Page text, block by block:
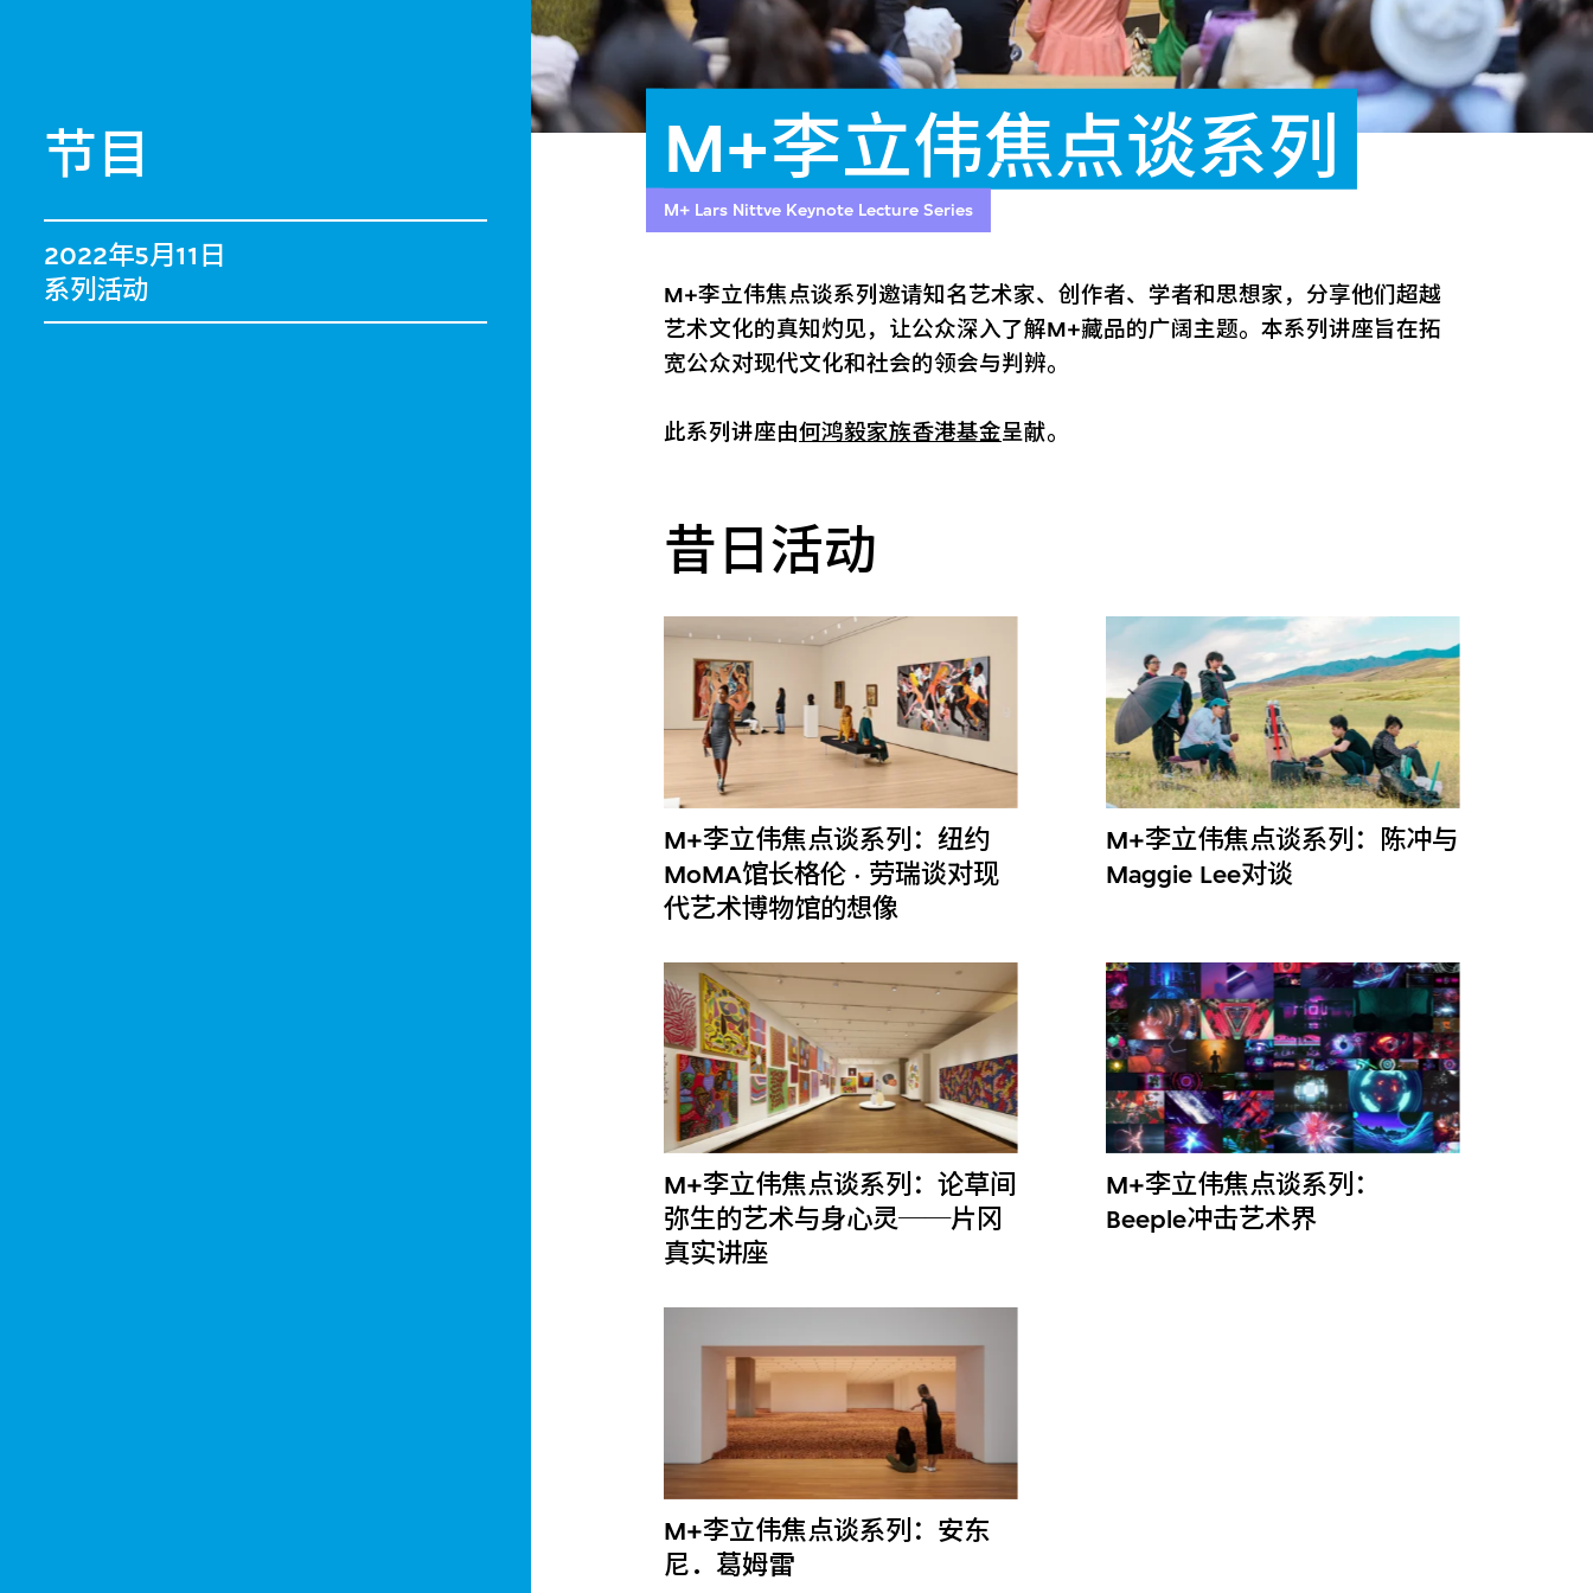
节目
2022年5月11日
系列活动
M+李立伟焦点谈系列
M+ Lars Nittve Keynote Lecture Series
M+李立伟焦点谈系列邀请知名艺术家、创作者、学者和思想家，分享他们超越
艺术文化的真知灼见，让公众深入了解M+藏品的广阔主题。本系列讲座旨在拓
宽公众对现代文化和社会的领会与判辨。
此系列讲座由何鸿毅家族香港基金呈献。
昔日活动
M+李立伟焦点谈系列：纽约
MoMA馆长格伦 · 劳瑞谈对现
代艺术博物馆的想像
M+李立伟焦点谈系列：陈冲与
Maggie Lee对谈
M+李立伟焦点谈系列：论草间
弥生的艺术与身心灵──片冈
真实讲座
M+李立伟焦点谈系列：
Beeple冲击艺术界
M+李立伟焦点谈系列：安东
尼．葛姆雷